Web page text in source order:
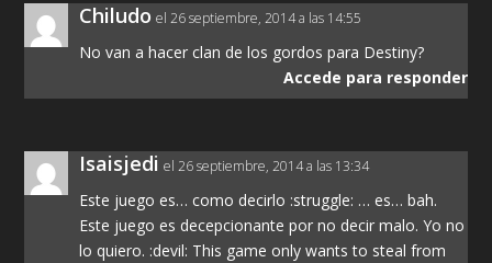
Chiludo el 26 septiembre, 2014 a las 14:55
No van a hacer clan de los gordos para Destiny?
Accede para responder
Isaisjedi el 26 septiembre, 2014 a las 13:34
Este juego es… como decirlo :struggle: … es… bah.
Este juego es decepcionante por no decir malo. Yo no
lo quiero. :devil: This game only wants to steal from